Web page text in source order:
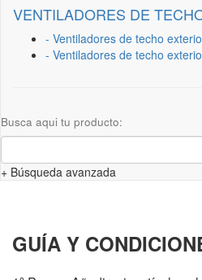
VENTILADORES DE
- Ventiladores de techo
- Ventiladores de techo
Busca aqui tu producto:
+ Búsqueda avanzada
GUÍA Y